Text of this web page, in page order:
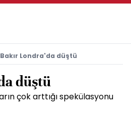
Bakır Londra'da düştü
düştü
çok arttığı spekülasyonu